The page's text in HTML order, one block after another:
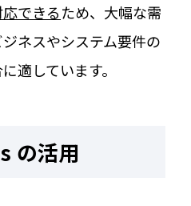
できるため、大幅な需
ネスやシステム要件の
適しています。
の活用